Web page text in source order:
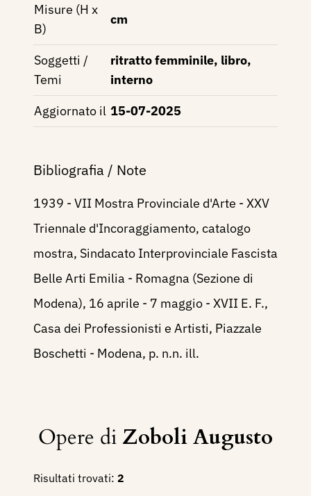
Misure (H x
B)
cm
Soggetti /
Temi
ritratto femminile, libro,
interno
Aggiornato il 15-07-2025
Bibliografia / Note
1939 - VII Mostra Provinciale d'Arte - XXV
Triennale d'Incoraggiamento, catalogo
mostra, Sindacato Interprovinciale Fascista
Belle Arti Emilia - Romagna (Sezione di
Modena), 16 aprile - 7 maggio - XVII E. F.,
Casa dei Professionisti e Artisti, Piazzale
Boschetti - Modena, p. n.n. ill.
Opere di Zoboli Augusto
Risultati trovati: 2